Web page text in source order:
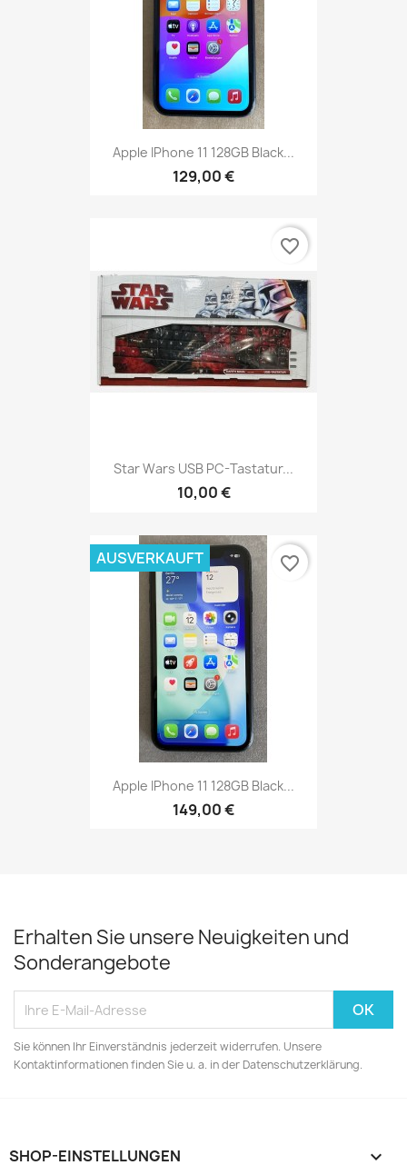
Apple IPhone 11 128GB Black...
129,00 €
Star Wars USB PC-Tastatur...
10,00 €
favorite_border
Apple IPhone 11 128GB Black...
149,00 €
AUSVERKAUFT favorite_border
Erhalten Sie unsere Neuigkeiten und
Sonderangebote
Sie können Ihr Einverständnis jederzeit widerrufen. Unsere
Kontaktinformationen finden Sie u. a. in der Datenschutzerklärung.
SHOP-EINSTELLUNGEN keyboard_arrow_down